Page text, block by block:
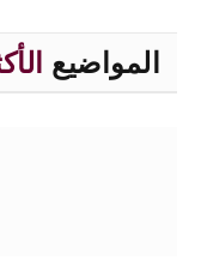
المواضيع